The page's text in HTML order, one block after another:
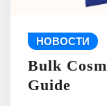
НОВОСТИ
Bulk
Guide